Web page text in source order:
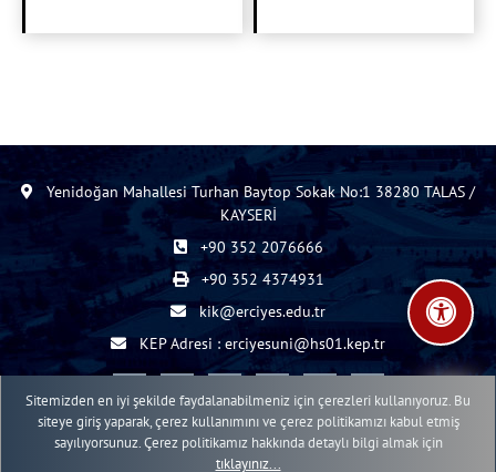
Yenidoğan Mahallesi Turhan Baytop Sokak No:1 38280 TALAS /
KAYSERİ
+90 352 2076666
+90 352 4374931
kik@erciyes.edu.tr
KEP Adresi : erciyesuni@hs01.kep.tr
2015 - 2026 © ERÜ Web İçerik Yönetim Sistemi
Erciyes Üniversitesi Bilgi İşlem Daire Başkanlığı Web Birimi
Sitemizden en iyi şekilde faydalanabilmeniz için çerezleri kullanıyoruz. Bu
siteye giriş yaparak, çerez kullanımını ve çerez politikamızı kabul etmiş
sayılıyorsunuz. Çerez politikamız hakkında detaylı bilgi almak için
tıklayınız...